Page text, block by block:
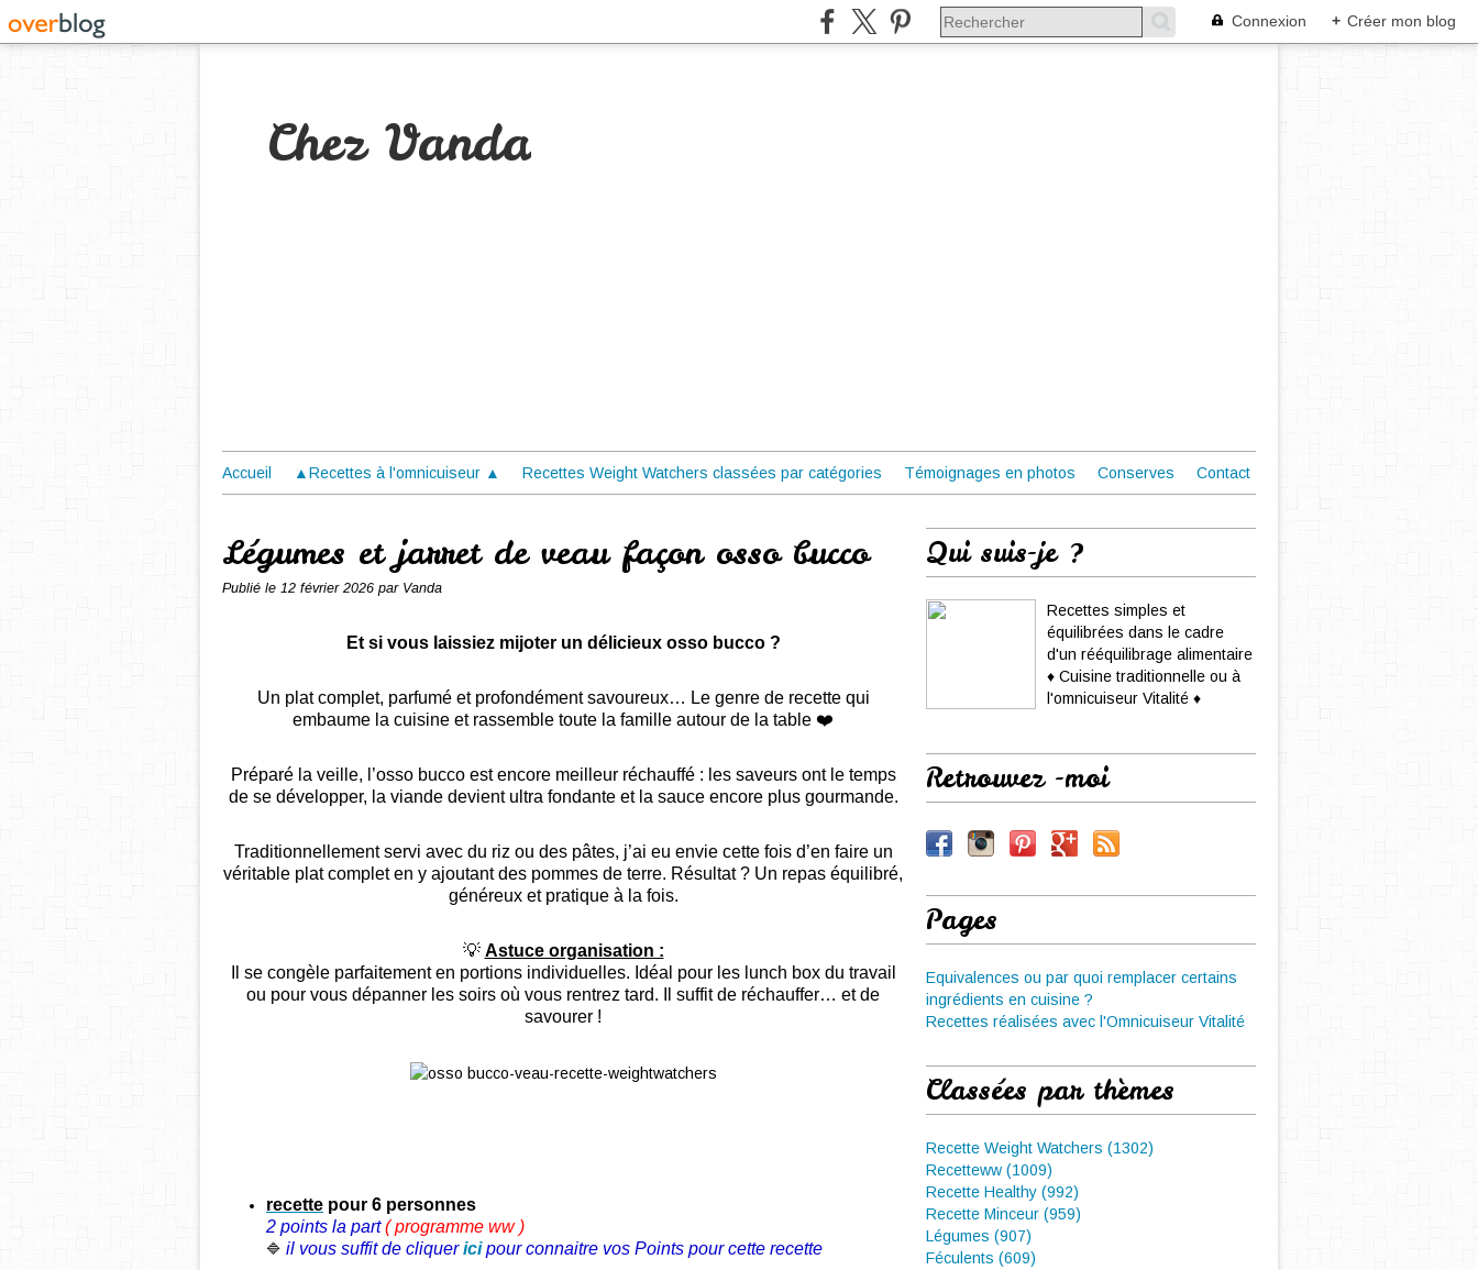
Connexion + Créer mon blog
Chez Vanda
Accueil ▲Recettes à l'omnicuiseur ▲ Recettes Weight Watchers classées par catégories Témoignages en photos Conserves Contact
Légumes et jarret de veau façon osso bucco
Publié le 12 février 2026 par Vanda
Et si vous laissiez mijoter un délicieux osso bucco ?
Un plat complet, parfumé et profondément savoureux… Le genre de recette qui
embaume la cuisine et rassemble toute la famille autour de la table ❤️
Préparé la veille, l’osso bucco est encore meilleur réchauffé : les saveurs ont le temps
de se développer, la viande devient ultra fondante et la sauce encore plus gourmande.
Traditionnellement servi avec du riz ou des pâtes, j’ai eu envie cette fois d’en faire un
véritable plat complet en y ajoutant des pommes de terre. Résultat ? Un repas équilibré,
généreux et pratique à la fois.
💡 Astuce organisation :
Il se congèle parfaitement en portions individuelles. Idéal pour les lunch box du travail
ou pour vous dépanner les soirs où vous rentrez tard. Il suffit de réchauffer… et de
savourer !
recette pour 6 personnes
2 points la part( programme ww )
🔷 il vous suffit de cliquer icipour connaitre vos Points pour cette recette
Qui suis-je ?
Recettes simples et
équilibrées dans le cadre
d'un rééquilibrage alimentaire
♦ Cuisine traditionnelle ou à
l'omnicuiseur Vitalité ♦
Retrouvez -moi
Pages
Equivalences ou par quoi remplacer certains
ingrédients en cuisine ?
Recettes réalisées avec l'Omnicuiseur Vitalité
Classées par thèmes
Recette Weight Watchers (1302)
Recetteww (1009)
Recette Healthy (992)
Recette Minceur (959)
Légumes (907)
Féculents (609)